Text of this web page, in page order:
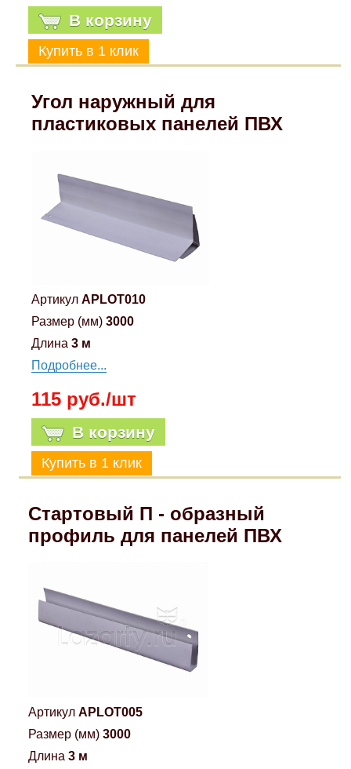
В корзину
Угол наружный для
пластиковых панелей ПВХ
Артикул APLOT010
Размер (мм) 3000
Длина 3 м
Подробнее...
115 руб./шт
В корзину
Стартовый П - образный
профиль для панелей ПВХ
Артикул APLOT005
Размер (мм) 3000
Длина 3 м
Mitsubishi
Opel
Renault
Дополнительные товары